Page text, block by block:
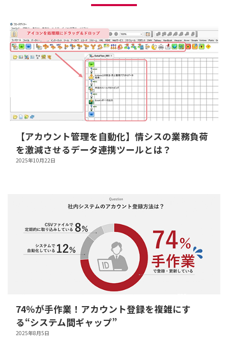
【アカウント管理を自動化】情シスの業務負荷
を激減させるデータ連携ツールとは？
2025年10月22日
74％が手作業！アカウント登録を複雑にす
る“システム間ギャップ”
2025年8月5日